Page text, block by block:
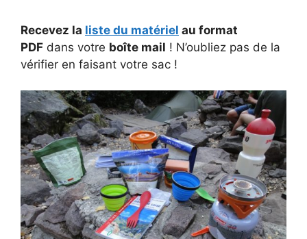
Recevez la liste du matériel au format
PDF dans votre boîte mail ! N’oubliez pas de la
vérifier en faisant votre sac !